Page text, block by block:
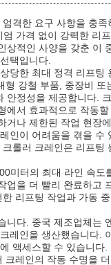
격한 요구 사항을 충
가격 없이 강력한 리
적인 사양을 갖춘 이
택입니다.
당한 최대 정격 리프팅
강철 부품, 중장비
정성을 제공합니다.
서 효과적으로 작동할
나 제한된 작업 현장
인이 어려움을 겪을 수
롤러 크레인은 리프팅
미터의 최대 라인 속
을 더 빨리 완료하고
리프팅 작업과 가동
다. 중국 제조업체는
레인을 생산했습니다.
액세스할 수 있습니다
레인의 작동 수명을